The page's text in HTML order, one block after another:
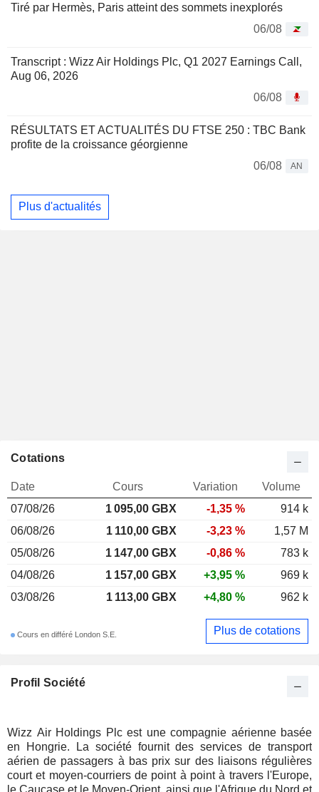
Tiré par Hermès, Paris atteint des sommets inexplorés
06/08
Transcript : Wizz Air Holdings Plc, Q1 2027 Earnings Call,
Aug 06, 2026
06/08
RÉSULTATS ET ACTUALITÉS DU FTSE 250 : TBC Bank
profite de la croissance géorgienne
06/08
AN
Plus d'actualités
Profil Société
Wizz Air Holdings Plc est une compagnie aérienne basée
en Hongrie. La société fournit des services de transport
aérien de passagers à bas prix sur des liaisons régulières
court et moyen-courriers de point à point à travers l'Europe,
le Caucase et le Moyen-Orient, ainsi que l'Afrique du Nord et
Cotations
Date Cours Variation
Volume
07/08/26
1 095,00 GBX -1,35 %
914 k
06/08/26
1 110,00 GBX -3,23 %
1,57 M
05/08/26
1 147,00 GBX -0,86 %
783 k
04/08/26
1 157,00 GBX +3,95 %
969 k
03/08/26
1 113,00 GBX +4,80 % 962 k
Cours en différé London S.E. Plus de cotations